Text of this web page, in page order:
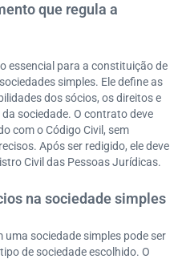
que regula a
essencial para a constituição de
simples. Ele define as
dos sócios, os direitos e
sociedade. O contrato deve
com o Código Civil, sem
Após ser redigido, ele deve
Civil das Pessoas Jurídicas.
na sociedade simples
sociedade simples pode ser
de sociedade escolhido. O